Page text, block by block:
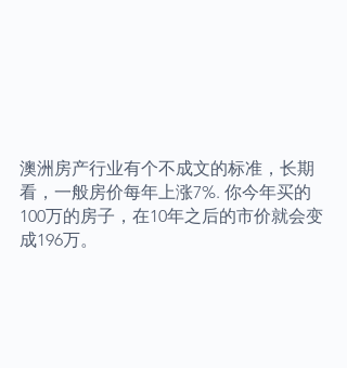
澳洲房产行业有个不成文的标准，长期
看，一般房价每年上涨7%. 你今年买的
100万的房子，在10年之后的市价就会变
成196万。